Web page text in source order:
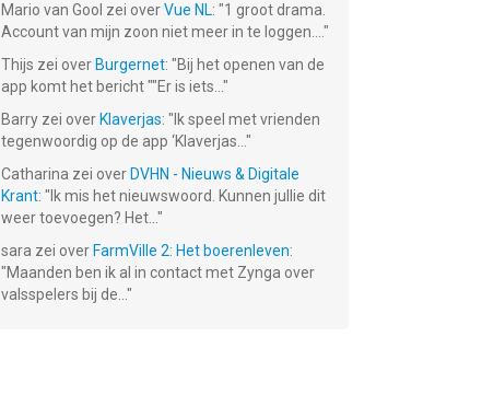
Mario van Gool zei overVue NL: "1 groot drama.
Account van mijn zoon niet meer in te loggen.... "
Thijs zei over Burgernet: "Bij het openen van de
app komt het bericht ""Er is iets... "
Barry zei over Klaverjas: " Ik speel met vrienden
tegenwoordig op de app ‘Klaverjas... "
Catharina zei over DVHN - Nieuws & Digitale
Krant: " Ik mis het nieuwswoord. Kunnen jullie dit
weer toevoegen? Het... "
sara zei over FarmVille 2: Het boerenleven:
"Maanden ben ik al in contact met Zynga over
valsspelers bij de... "